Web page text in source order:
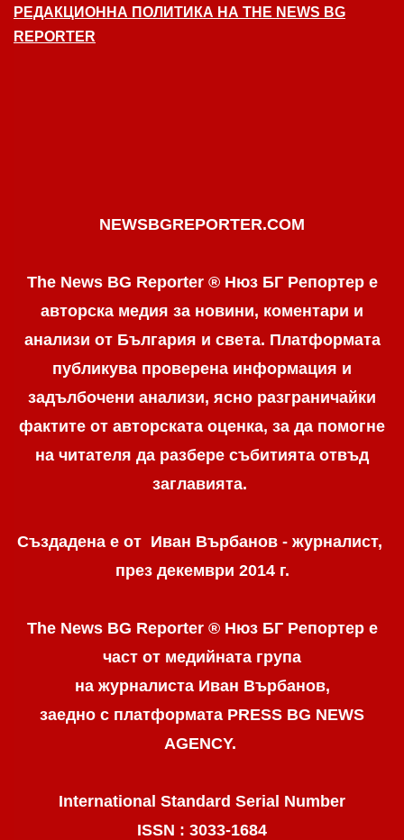
РЕДАКЦИОННА ПОЛИТИКА НА THE NEWS BG
REPORTER
NEWSBGREPORTER.COM
The News BG Reporter ® Нюз БГ Репортер е
авторска медия за новини, коментари и
анализи от България и света. Платформата
публикува проверена информация и
задълбочени анализи, ясно разграничaйки
фактите от авторската оценка, за да помогне
на читателя да разбере събитията отвъд
заглавията.
Създадена е от Иван Върбанов - журналист,
през декември 2014 г.
The News BG Reporter ® Нюз БГ Репортере
част от медийната група
на журналиста Иван Върбанов,
заедно с платформата PRESS BG NEWS
AGENCY.
International Standard Serial Number
ISSN : 3033-1684